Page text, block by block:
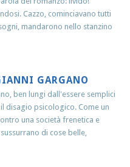
Cazzo, cominciavano tutti
mandarono nello stanzino
GARGANO
ben lungi dall'essere semplici
disagio psicologico. Come un
una società frenetica e
di cose belle,